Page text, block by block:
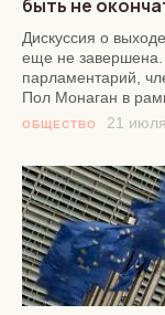
быть не
Дискуссия о
еще не завершена.
парламентарий,
Пол Монаган в
ОБЩЕСТВО 21 июля